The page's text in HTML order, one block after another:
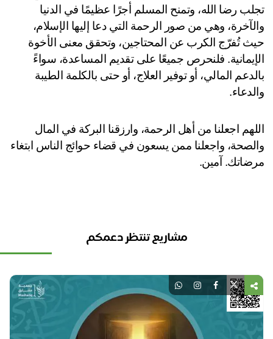
تجلب رضا الله، وتمنح المسلم أجرًا عظيمًا في الدنيا
والآخرة، وهي من صور الرحمة التي دعا إليها الإسلام،
حيث تُفرّج الكرب عن المحتاجين، وتحقق معنى الأخوة
الإيمانية. فلنحرص جميعًا على تقديم المساعدة، سواءً
بالدعم المالي، أو توفير العلاج، أو حتى بالكلمة الطيبة
اللهم اجعلنا من أهل الرحمة، وارزقنا البركة في المال
والصحة، واجعلنا ممن يسعون في قضاء حوائج الناس ابتغاء
آمين.
مشاريع تنتظر دعمكم